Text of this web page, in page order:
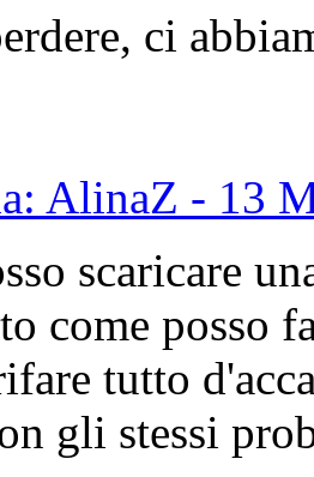
ci
AlinaZ - 13
scaricare
come posso
tutto
gli stessi